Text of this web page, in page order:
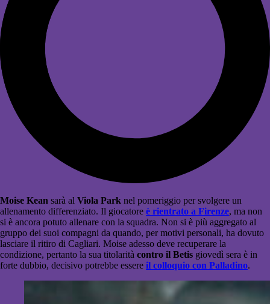
Moise Kean sarà al Viola Park nel pomeriggio per svolgere un
allenamento differenziato. Il giocatore è rientrato a Firenze, ma non
si è ancora potuto allenare con la squadra. Non si è più aggregato al
gruppo dei suoi compagni da quando, per motivi personali, ha dovuto
lasciare il ritiro di Cagliari. Moise adesso deve recuperare la
condizione, pertanto la sua titolarità contro il Betis giovedì sera è in
forte dubbio, decisivo potrebbe essere il colloquio con Palladino.